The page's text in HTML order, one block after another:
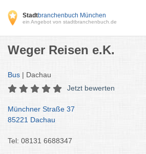
Stadtbranchenbuch München
ein Angebot von stadtbranchenbuch.de
Weger Reisen e.K.
Bus | Dachau
Jetzt bewerten
Münchner Straße 37
85221 Dachau
Tel: 08131 6688347